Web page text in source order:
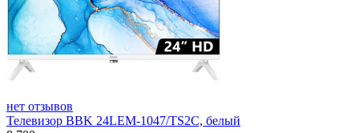
нет отзывов
Телевизор BBK 24LEM-1047/TS2C, белый